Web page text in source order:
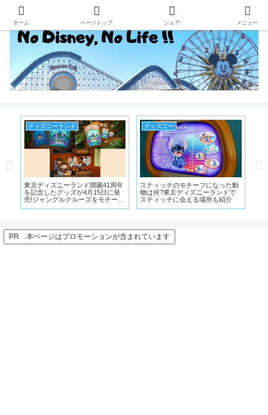
ディズニーランド
東京ディズニーランド開園41周年
を記念したグッズが4月15日に発
売!ジャングルクルーズをモチーフ
ディズニー
スティッチのモチーフになった動
物は何?東京ディズニーランドで
スティッチに会える場所も紹介
PR 本ページはプロモーションが含まれています
ホーム ページトップ シェア メニュー